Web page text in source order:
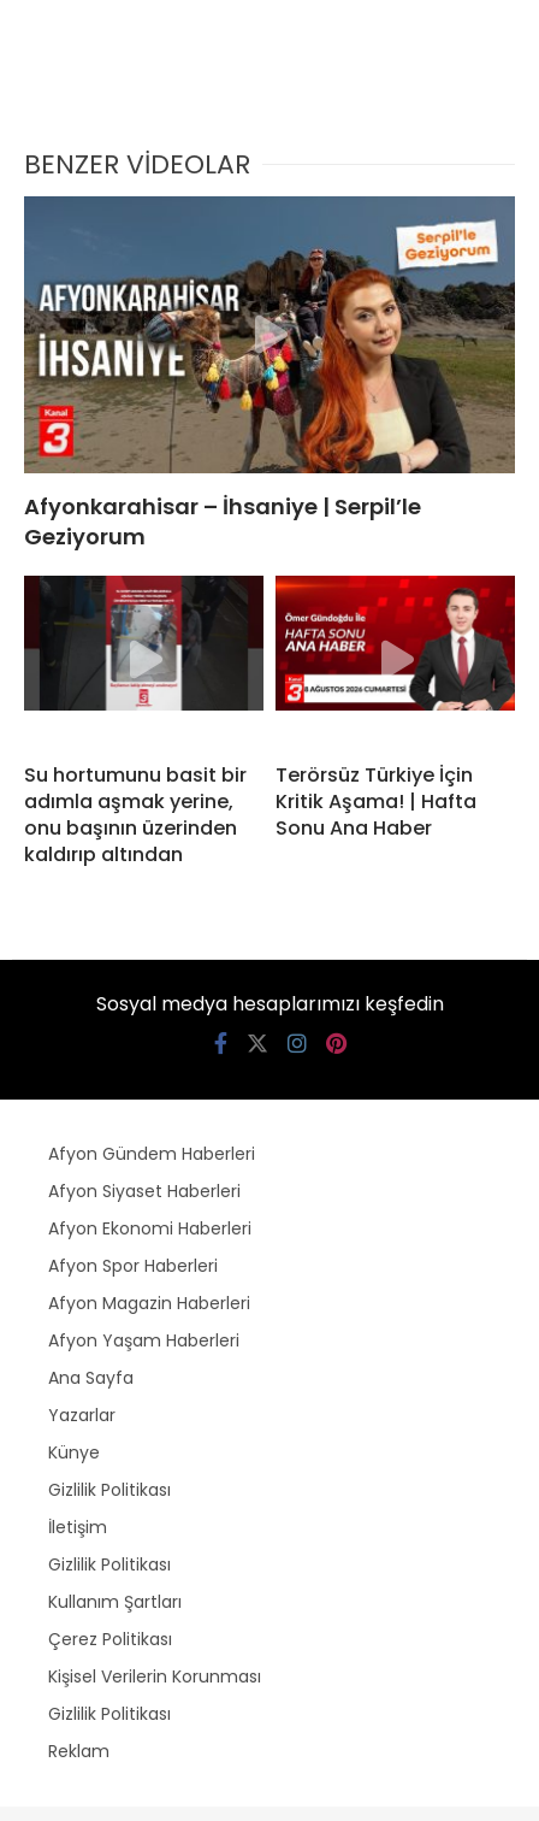
BENZER VİDEOLAR
Afyonkarahisar – İhsaniye | Serpil’le
Geziyorum
Su hortumunu basit bir
adımla aşmak yerine,
onu başının üzerinden
kaldırıp altından
Terörsüz Türkiye İçin
Kritik Aşama! | Hafta
Sonu Ana Haber
Sosyal medya hesaplarımızı keşfedin
Afyon Gündem Haberleri
Afyon Siyaset Haberleri
Afyon Ekonomi Haberleri
Afyon Spor Haberleri
Afyon Magazin Haberleri
Afyon Yaşam Haberleri
Ana Sayfa
Yazarlar
Künye
Gizlilik Politikası
İletişim
Gizlilik Politikası
Kullanım Şartları
Çerez Politikası
Kişisel Verilerin Korunması
Gizlilik Politikası
Reklam